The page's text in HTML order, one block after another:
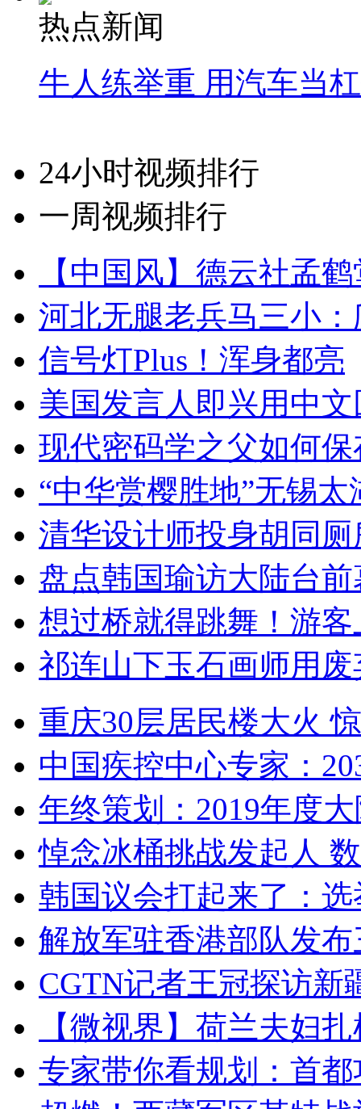
热点新闻
牛人练举重 用汽车当
24小时视频排行
一周视频排行
【中国风】德云社孟
河北无腿老兵马三小
信号灯Plus！浑身都亮
美国发言人即兴用中
现代密码学之父如何
“中华赏樱胜地”无锡
清华设计师投身胡同
盘点韩国瑜访大陆台
想过桥就得跳舞！游客
祁连山下玉石画师用
重庆30层居民楼大火
中国疾控中心专家：
年终策划：2019年度
悼念冰桶挑战发起人
韩国议会打起来了：
解放军驻香港部队发
CGTN记者王冠探访新
【微视界】荷兰夫妇
专家带你看规划：首